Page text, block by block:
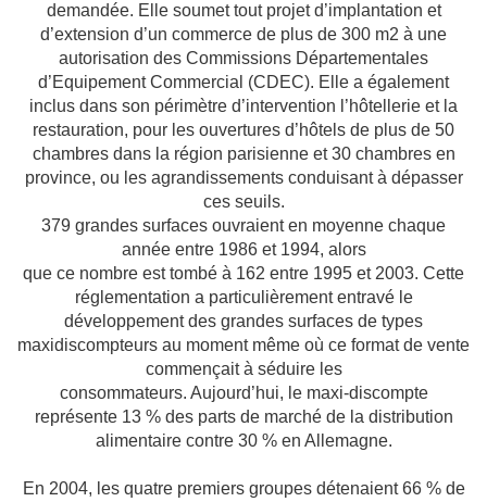
demandée. Elle soumet tout projet d’implantation et
d’extension d’un commerce de plus de 300 m2 à une
autorisation des Commissions Départementales
d’Equipement Commercial (CDEC). Elle a également
inclus dans son périmètre d’intervention l’hôtellerie et la
restauration, pour les ouvertures d’hôtels de plus de 50
chambres dans la région parisienne et 30 chambres en
province, ou les agrandissements conduisant à dépasser
ces seuils.
379 grandes surfaces ouvraient en moyenne chaque
année entre 1986 et 1994, alors
que ce nombre est tombé à 162 entre 1995 et 2003. Cette
réglementation a particulièrement entravé le
développement des grandes surfaces de types
maxidiscompteurs au moment même où ce format de vente
commençait à séduire les
consommateurs. Aujourd’hui, le maxi-discompte
représente 13 % des parts de marché de la distribution
alimentaire contre 30 % en Allemagne.
En 2004, les quatre premiers groupes détenaient 66 % de